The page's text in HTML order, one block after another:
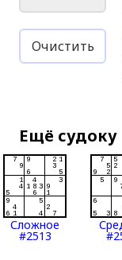
Очистить
Ещё судоку
Сложное
#2513